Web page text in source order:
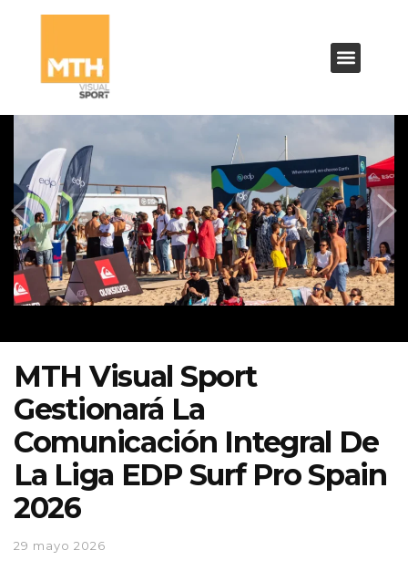
MTH Visual Sport
Gestionará La
Comunicación Integral De
La Liga EDP Surf Pro Spain
2026
29 mayo 2026